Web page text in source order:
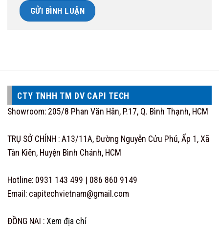
CTY TNHH TM DV CAPI TECH
Showroom: 205/8 Phan Văn Hân, P.17, Q. Bình Thạnh, HCM
TRỤ SỞ CHÍNH : A13/11A, Đường Nguyễn Cửu Phú, Ấp 1, Xã
Tân Kiên, Huyện Bình Chánh, HCM
Hotline: 0931 143 499 | 086 860 9149
Email: capitechvietnam@gmail.com
ĐỒNG NAI : Xem địa chỉ